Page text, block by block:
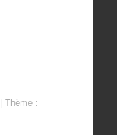
| Thème :